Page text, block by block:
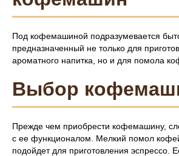
Под кофемашиной подразумевается
предназначенный не только для
ароматного напитка, но и для помола
Выбор
Прежде чем приобрести кофемашину,
с ее функционалом. Мелкий помол
подойдет для приготовления эспрессо.